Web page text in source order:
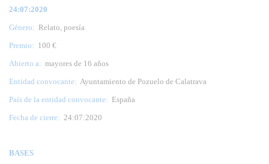
24:07:2020
Género: Relato, poesía
Premio: 100 €
Abierto a: mayores de 16 años
Entidad convocante: Ayuntamiento de Pozuelo de Calatrava
País de la entidad convocante: España
Fecha de cierre: 24:07:2020
BASES